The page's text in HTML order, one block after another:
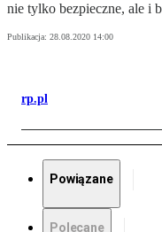
nie tylko bezpieczne, ale i
Publikacja: 28.08.2020 14:00
rp.pl
Powiązane
Polecane